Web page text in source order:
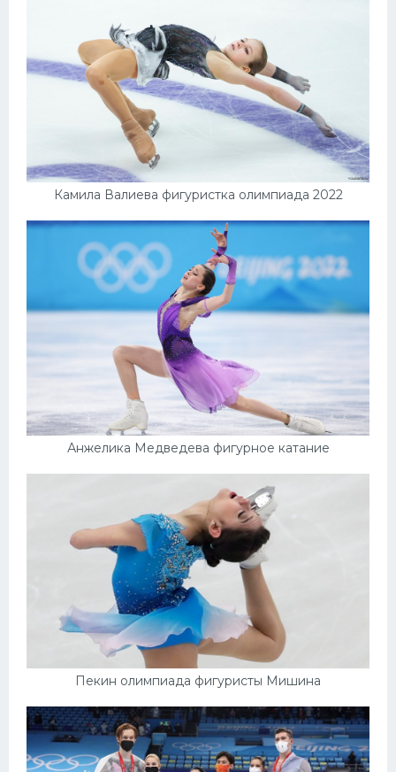
Камила Валиева фигуристка олимпиада 2022
Анжелика Медведева фигурное катание
Пекин олимпиада фигуристы Мишина